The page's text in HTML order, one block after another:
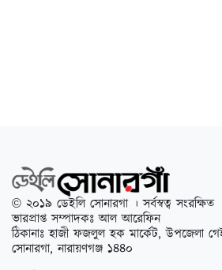
© ২০১৯ ডেইলি সোনারগা । সর্বস্বত্ব সংরক্ষিত
ভারপ্রাপ্ত সম্পাদকঃ আল আরেফিন
ঠিকানাঃ হাজী ফজলুল হক মার্কেট, উপজেলা
সোনারগা, নারায়ণগঞ্জ ১৪৪০